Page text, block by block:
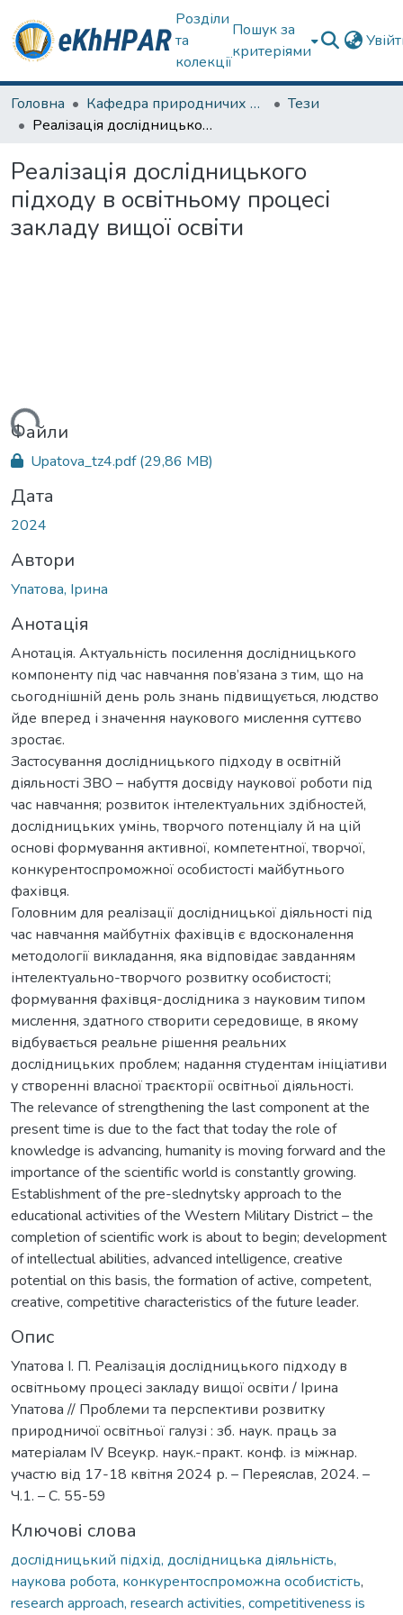
Розділи
та
колекції
Пошук за
критеріями
Головна Кафедра природничих наук та здоров'язбереження
Тези
Реалізація дослідницького підходу в освітньому процесі закладу вищої освіти
Реалізація дослідницького
підходу в освітньому процесі
закладу вищої освіти
Файли
Upatova_tz4.pdf(29,86 MB)
Дата
2024
Автори
Упатова, Ірина
Анотація
Анотація. Актуальність посилення дослідницького
компоненту під час навчання пов’язана з тим, що на
сьогоднішній день роль знань підвищується, людство
йде вперед і значення наукового мислення суттєво
зростає.
Застосування дослідницького підходу в освітній
діяльності ЗВО – набуття досвіду наукової роботи під
час навчання; розвиток інтелектуальних здібностей,
дослідницьких умінь, творчого потенціалу й на цій
основі формування активної, компетентної, творчої,
конкурентоспроможної особистості майбутнього
фахівця.
Головним для реалізації дослідницької діяльності під
час навчання майбутніх фахівців є вдосконалення
методології викладання, яка відповідає завданням
інтелектуально-творчого розвитку особистості;
формування фахівця-дослідника з науковим типом
мислення, здатного створити середовище, в якому
відбувається реальне рішення реальних
дослідницьких проблем; надання студентам ініціативи
у створенні власної траєкторії освітньої діяльності.
The relevance of strengthening the last component at the
present time is due to the fact that today the role of
knowledge is advancing, humanity is moving forward and the
importance of the scientific world is constantly growing.
Establishment of the pre-slednytsky approach to the
educational activities of the Western Military District – the
completion of scientific work is about to begin; development
of intellectual abilities, advanced intelligence, creative
potential on this basis, the formation of active, competent,
creative, competitive characteristics of the future leader.
Опис
Упатова І. П. Реалізація дослідницького підходу в
освітньому процесі закладу вищої освіти / Ірина
Упатова // Проблеми та перспективи розвитку
природничої освітньої галузі : зб. наук. праць за
матеріалам ІV Всеукр. наук.-практ. конф. із міжнар.
участю від 17-18 квітня 2024 р. – Переяслав, 2024. –
Ч.1. – С. 55-59
Ключові слова
дослідницький підхід, дослідницька діяльність,
наукова робота, конкурентоспроможна особистість,
research approach, research activities, competitiveness is